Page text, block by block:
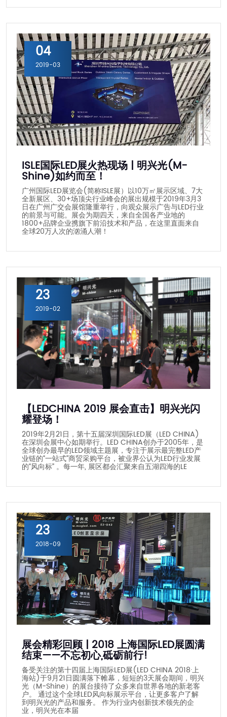
04
2019-03
ISLE国际LED展火热现场 | 明兴光(M-
Shine)如约而至！
广州国际LED展览会(简称ISLE展）以10万㎡展示区域、7大
全新展区、30+场顶尖行业峰会的展出规模于2019年3月3
日在广州广交会展馆隆重举行，向观众展示广告与LED行业
的前景与可能。展会为期四天，来自全国各产业地的
1800+品牌企业携旗下前沿技术和产品，在这里直面来自
全球20万人次的汹涌人潮！
23
2019-02
【LEDCHINA 2019 展会直击】明兴光闪
耀登场！
2019年2月21日，第十五届深圳国际LED展（LED CHINA)
在深圳会展中心如期举行。LED CHINA创办于2005年，是
全球创办最早的LED领域主题展，专注于展示最完整LED产
业链的“一站式”商贸采购平台，被业界公认为LED行业发展
的“风向标” 。每一年, 展区都会汇聚来自五湖四海的LE
23
2018-09
展会精彩回顾 | 2018 上海国际LED展圆满
结束——不忘初心,砥砺前行!
备受关注的第十四届上海国际LED展(LED CHINA 2018·上
海站)于9月21日圆满落下帷幕，短短的3天展会期间，明兴
光（M-Shine）的展台接待了众多来自世界各地的新老客
户。 通过这个全球LED风向标展示平台，让更多客户了解
到明兴光的产品和服务。 作为行业内创新技术领先的企
业，明兴光在本届